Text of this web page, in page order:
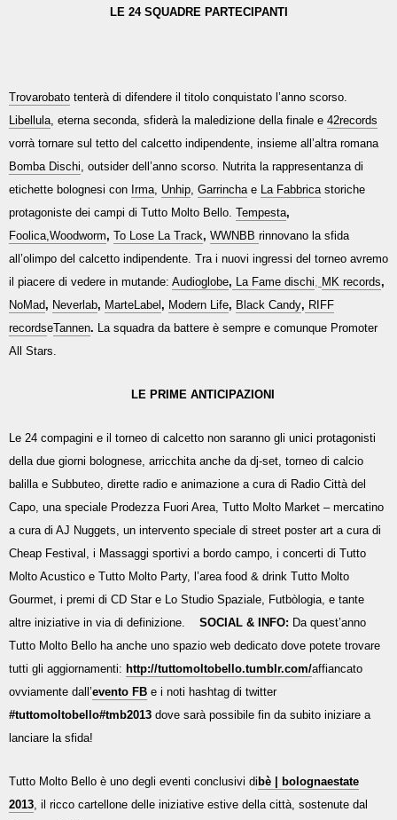
LE 24 SQUADRE PARTECIPANTI
Trovarobato tenterà di difendere il titolo conquistato l’anno scorso.
Libellula , eterna seconda, sfiderà la maledizione della finale e 42records
vorrà tornare sul tetto del calcetto indipendente, insieme all’altra romana
Bomba Dischi , outsider dell’anno scorso. Nutrita la rappresentanza di
etichette bolognesi con Irma Unhip Garrincha e La Fabbrica storiche
protagoniste dei campi di Tutto Molto Bello. Tempesta,
Foolica, Woodworm, To Lose La Track, WWNBB rinnovano la sfida
all’olimpo del calcetto indipendente. Tra i nuovi ingressi del torneo avremo
il piacere di vedere in mutande: Audioglobe, La Fame dischi MK records,
NoMad, Neverlab, MarteLabel , Modern Life, Black Candy, RIFF
recordseTannen. La squadra da battere è sempre e comunque Promoter
All Stars.
LE PRIME ANTICIPAZIONI
Le 24 compagini e il torneo di calcetto non saranno gli unici protagonisti
della due giorni bolognese, arricchita anche da dj-set, torneo di calcio
balilla e Subbuteo, dirette radio e animazione a cura di Radio Città del
Capo, una speciale Prodezza Fuori Area, Tutto Molto Market – mercatino
a cura di AJ Nuggets, un intervento speciale di street poster art a cura di
Cheap Festival, i Massaggi sportivi a bordo campo, i concerti di Tutto
Molto Acustico e Tutto Molto Party, l’area food & drink Tutto Molto
Gourmet, i premi di CD Star e Lo Studio Spaziale, Futbòlogia, e tante
altre iniziative in via di definizione.
SOCIAL & INFO: Da quest’anno
Tutto Molto Bello ha anche uno spazio web dedicato dove potete trovare
tutti gli aggiornamenti: http://tuttomoltobello.tumblr.com/affiancato
ovviamente dall’evento FB e i noti hashtag di twitter
#tuttomoltobello#tmb2013 dove sarà possibile fin da subito iniziare a
lanciare la sfida!
Tutto Molto Bello è uno degli eventi conclusivi di bè | bolognaestate
2013, il ricco cartellone delle iniziative estive della città, sostenute dal